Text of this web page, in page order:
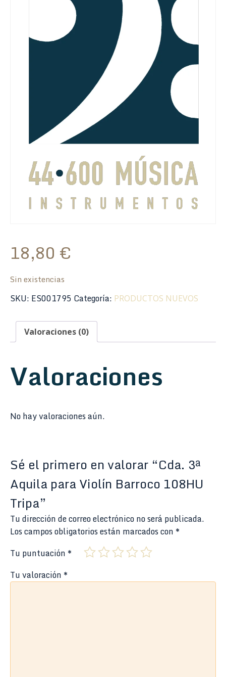
18,80 €
Sin existencias
SKU: ES001795 Categoría: PRODUCTOS NUEVOS
Valoraciones (0)
Valoraciones
No hay valoraciones aún.
Sé el primero en valorar “Cda. 3ª
Aquila para Violín Barroco 108HU
Tripa”
Tu dirección de correo electrónico no será publicada.
Los campos obligatorios están marcados con *
Tu puntuación *
Tu valoración *